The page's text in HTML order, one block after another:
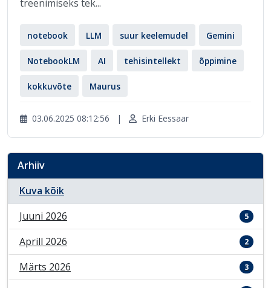
treenimiseks tek...
notebook LLM suur keelemudel Gemini
NotebookLM AI tehisintellekt õppimine
kokkuvõte Maurus
03.06.2025 08:12:56 | Erki Eessaar
Arhiiv
Kuva kõik
Juuni 2026
5
Aprill 2026 2
Märts 2026 3